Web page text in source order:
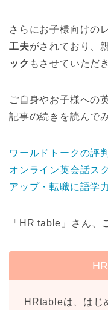
さらにお子様向けの
工夫がされており、
ック もさせていただ
ご自身やお子様への
記事の続きを読んで
ワールドトークの評
オンライン英会話ス
アップ・転職に語学
「HR table」さん、
HRtableは、はじ